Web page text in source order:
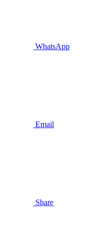
WhatsApp
Email
Share